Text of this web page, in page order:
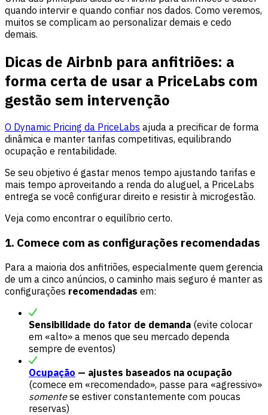
quando intervir e quando confiar nos dados. Como veremos,
muitos se complicam ao personalizar demais e cedo
demais.
Dicas de Airbnb para anfitriões: a
forma certa de usar a PriceLabs com
gestão sem intervenção
O Dynamic Pricing da PriceLabs ajuda a precificar de forma
dinâmica e manter tarifas competitivas, equilibrando
ocupação e rentabilidade.
Se seu objetivo é gastar menos tempo ajustando tarifas e
mais tempo aproveitando a renda do aluguel, a PriceLabs
entrega se você configurar direito e resistir à microgestão.
Veja como encontrar o equilíbrio certo.
1. Comece com as configurações recomendadas
Para a maioria dos anfitriões, especialmente quem gerencia
de um a cinco anúncios, o caminho mais seguro é manter as
configurações recomendadas em:
Sensibilidade do fator de demanda (evite colocar
em «alto» a menos que seu mercado dependa
sempre de eventos)
Ocupação — ajustes baseados na ocupação
(comece em «recomendado», passe para «agressivo»
somentese estiver constantemente com poucas
reservas)